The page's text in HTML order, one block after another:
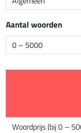
Aantal woorden
Woordprijs(bij 0 –